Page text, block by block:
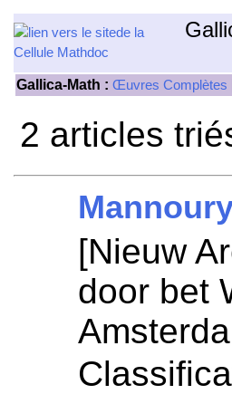
Gallica-Math : Œuvres Complètes
2 articles
[Nieuw
door bet